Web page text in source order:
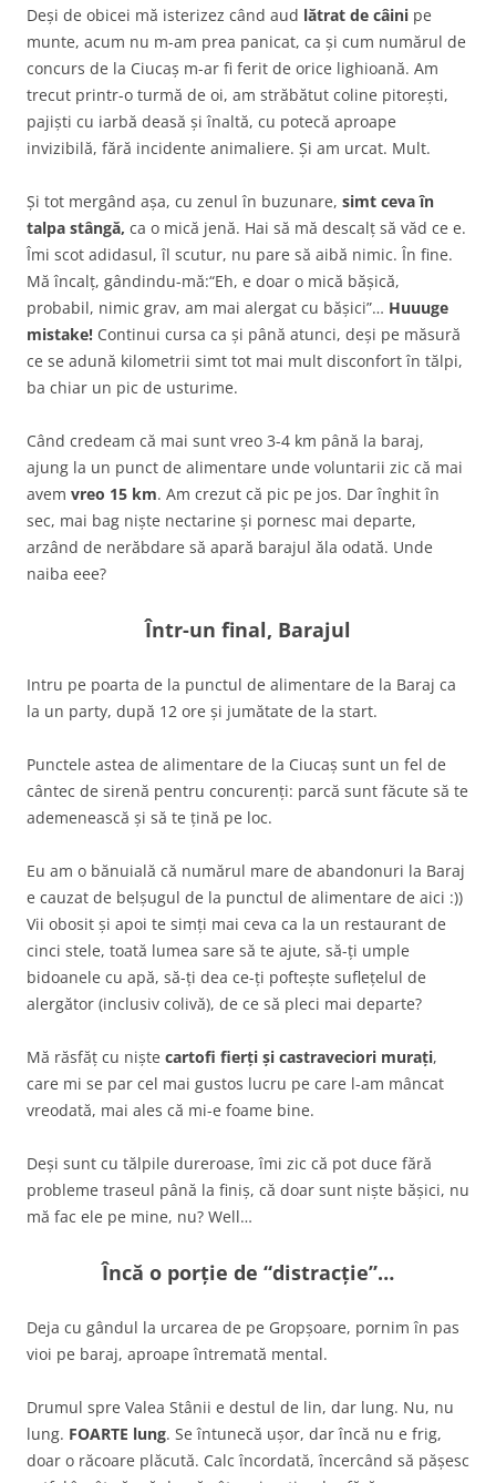
Deși de obicei mă isterizez când aud lătrat de câini pe
munte, acum nu m-am prea panicat, ca și cum numărul de
concurs de la Ciucaș m-ar fi ferit de orice lighioană. Am
trecut printr-o turmă de oi, am străbătut coline pitorești,
pajiști cu iarbă deasă și înaltă, cu potecă aproape
invizibilă, fără incidente animaliere. Și am urcat. Mult.
Și tot mergând așa, cu zenul în buzunare, simt ceva în
talpa stângă, ca o mică jenă. Hai să mă descalț să văd ce e.
Îmi scot adidasul, îl scutur, nu pare să aibă nimic. În fine.
Mă încalț, gândindu-mă:“Eh, e doar o mică bășică,
probabil, nimic grav, am mai alergat cu bășici”… Huuuge
mistake! Continui cursa ca și până atunci, deși pe măsură
ce se adună kilometrii simt tot mai mult disconfort în tălpi,
ba chiar un pic de usturime.
Când credeam că mai sunt vreo 3-4 km până la baraj,
ajung la un punct de alimentare unde voluntarii zic că mai
avem vreo 15 km. Am crezut că pic pe jos. Dar înghit în
sec, mai bag niște nectarine și pornesc mai departe,
arzând de nerăbdare să apară barajul ăla odată. Unde
naiba eee?
Într-un final, Barajul
Intru pe poarta de la punctul de alimentare de la Baraj ca
la un party, după 12 ore și jumătate de la start.
Punctele astea de alimentare de la Ciucaș sunt un fel de
cântec de sirenă pentru concurenți: parcă sunt făcute să te
ademenească și să te țină pe loc.
Eu am o bănuială că numărul mare de abandonuri la Baraj
e cauzat de belșugul de la punctul de alimentare de aici :))
Vii obosit și apoi te simți mai ceva ca la un restaurant de
cinci stele, toată lumea sare să te ajute, să-ți umple
bidoanele cu apă, să-ți dea ce-ți poftește suflețelul de
alergător (inclusiv colivă), de ce să pleci mai departe?
Mă răsfăț cu niște cartofi fierți și castraveciori murați,
care mi se par cel mai gustos lucru pe care l-am mâncat
vreodată, mai ales că mi-e foame bine.
Deși sunt cu tălpile dureroase, îmi zic că pot duce fără
probleme traseul până la finiș, că doar sunt niște bășici, nu
mă fac ele pe mine, nu? Well…
Încă o porție de “distracție”…
Deja cu gândul la urcarea de pe Gropșoare, pornim în pas
vioi pe baraj, aproape întremată mental.
Drumul spre Valea Stânii e destul de lin, dar lung. Nu, nu
lung. FOARTE lung. Se întunecă ușor, dar încă nu e frig,
doar o răcoare plăcută. Calc încordată, încercând să pășesc